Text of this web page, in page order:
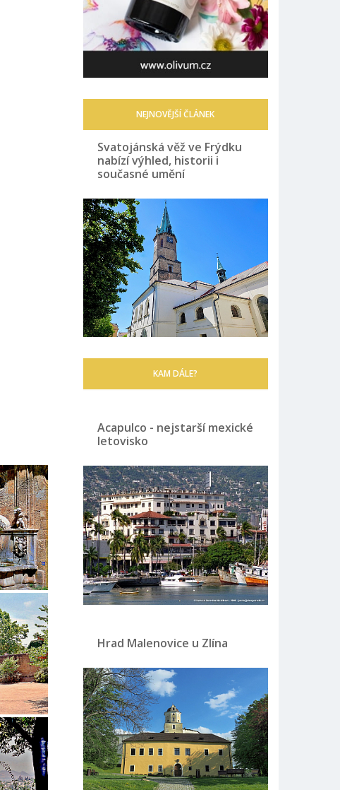
NEJNOVĚJŠÍ ČLÁNEK
Svatojánská věž ve Frýdku
nabízí výhled, historii i
současné umění
KAM DÁLE?
Acapulco - nejstarší mexické
letovisko
Hrad Malenovice u Zlína